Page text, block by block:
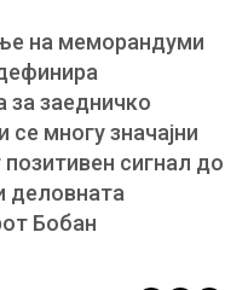
на меморандуми
за заедничко
многу значајни
позитивен сигнал до
деловната
Бобан